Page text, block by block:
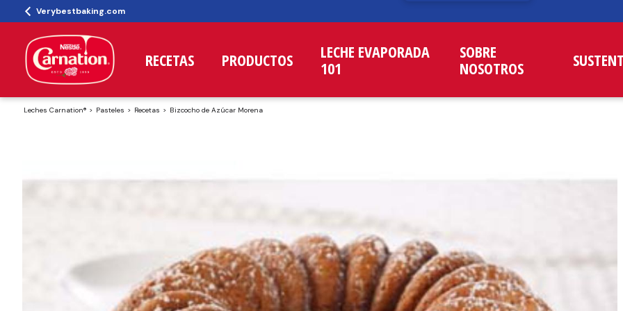
Verybestbaking.com
RECETAS PRODUCTOS
LECHE EVAPORADA
101
SOBRE
NOSOTROS
Leches Carnation® Pasteles Recetas Bizcocho de Azúcar Morena